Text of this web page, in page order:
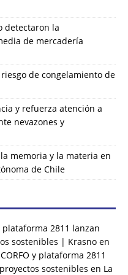
detectaron la
de mercadería
de congelamiento de
y refuerza atención a
nevazones y
memoria y la materia en
de Chile
plataforma 2811 lanzan
sostenibles | Krasno en
y plataforma 2811
sostenibles en La